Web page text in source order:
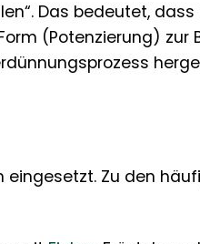
Das bedeutet,
(Potenzierung) zur
eingesetzt. Zu den